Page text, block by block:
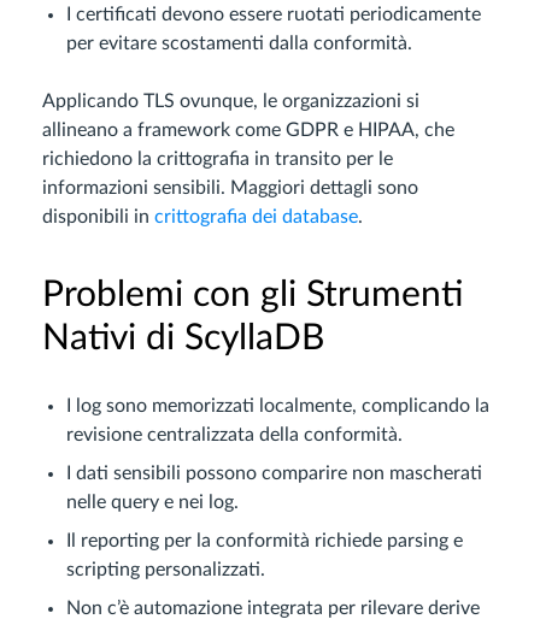
I certificati devono essere ruotati periodicamente
per evitare scostamenti dalla conformità.
Applicando TLS ovunque, le organizzazioni si
allineano a framework come GDPR e HIPAA, che
richiedono la crittografia in transito per le
informazioni sensibili. Maggiori dettagli sono
disponibili in crittografia dei database.
Problemi con gli Strumenti
Nativi di ScyllaDB
I log sono memorizzati localmente, complicando la
revisione centralizzata della conformità.
I dati sensibili possono comparire non mascherati
nelle query e nei log.
Il reporting per la conformità richiede parsing e
scripting personalizzati.
Non c’è automazione integrata per rilevare derive